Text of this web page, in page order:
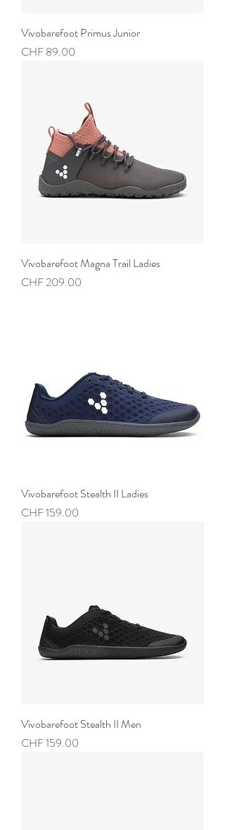
Vivobarefoot Primus Junior
Preis
CHF 89.00
Vivobarefoot Magna Trail Ladies
Preis
CHF 209.00
Vivobarefoot Stealth II Ladies
Preis
CHF 159.00
Vivobarefoot Stealth II Men
Preis
CHF 159.00